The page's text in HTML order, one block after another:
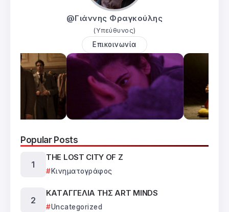
@Γιάννης Φραγκούλης
(Υπεύθυνος)
Επικοινωνία
Popular Posts
THE LOST CITY OF Z
Κινηματογράφος
ΚΑTΑΓΓΕΛΙΑ ΤΗΣ ART MINDS
Uncategorized